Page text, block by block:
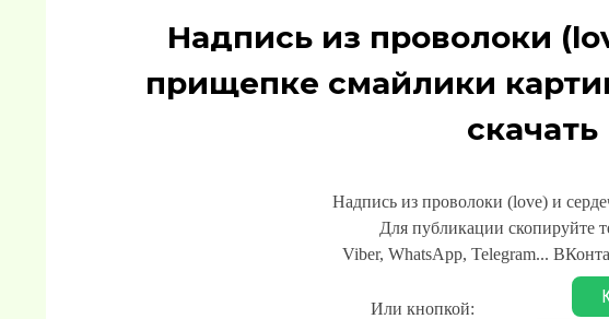
Надпись из проволоки
прищепке смайлики
скачать
Надпись из проволоки (love) и
Для публикации скопируйте
Viber, WhatsApp, Telegram...
Или кнопкой: